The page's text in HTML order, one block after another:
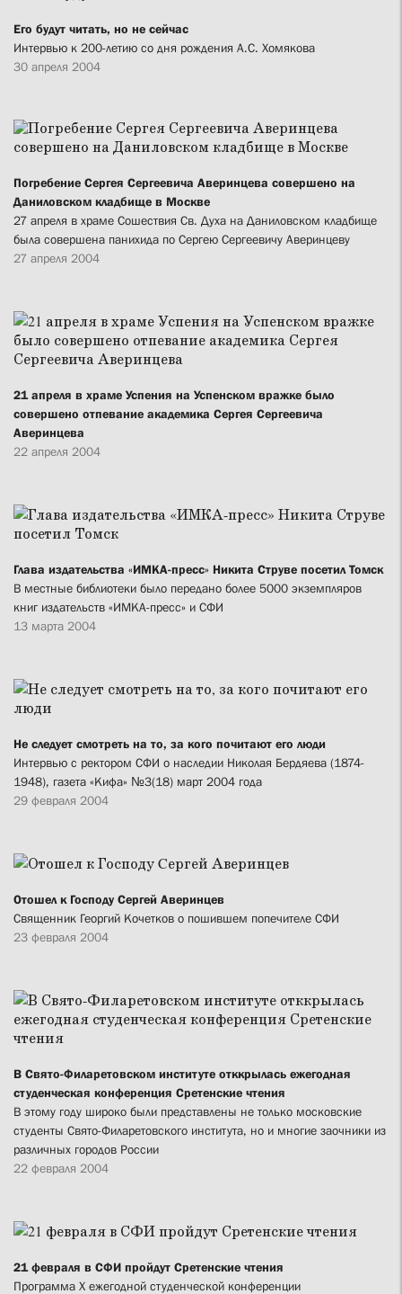
Его будут читать, но не сейчас
Интервью к 200-летию со дня рождения А.С. Хомякова
30 апреля 2004
Погребение Сергея Сергеевича Аверинцева совершено на
Даниловском кладбище в Москве
27 апреля в храме Сошествия Св. Духа на Даниловском кладбище
была совершена панихида по Сергею Сергеевичу Аверинцеву
27 апреля 2004
21 апреля в храме Успения на Успенском вражке было
совершено отпевание академика Сергея Сергеевича
Аверинцева
22 апреля 2004
Глава издательства «ИМКА-пресс» Никита Струве посетил Томск
В местные библиотеки было передано более 5000 экземпляров
книг издательств «ИМКА-пресс» и СФИ
13 марта 2004
Не следует смотреть на то, за кого почитают его люди
Интервью с ректором СФИ о наследии Николая Бердяева (1874-
1948), газета «Кифа» №3(18) март 2004 года
29 февраля 2004
Отошел к Господу Cергей Аверинцев
Священник Георгий Кочетков о пошившем попечителе СФИ
23 февраля 2004
В Свято-Филаретовском институте отккрылась ежегодная
студенческая конференция Сретенские чтения
В этому году широко были представлены не только московские
студенты Свято-Филаретовского института, но и многие заочники из
различных городов России
22 февраля 2004
21 февраля в СФИ пройдут Сретенские чтения
Программа X ежегодной студенческой конференции